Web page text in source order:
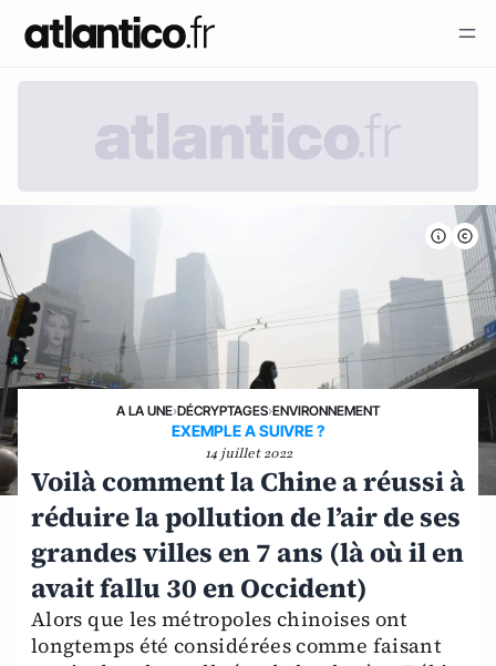
A LA UNE›DÉCRYPTAGES›ENVIRONNEMENT
EXEMPLE A SUIVRE ?
14 juillet 2022
Voilà comment la Chine a réussi à
réduire la pollution de l’air de ses
grandes villes en 7 ans (là où il en
avait fallu 30 en Occident)
Alors que les métropoles chinoises ont
longtemps été considérées comme faisant